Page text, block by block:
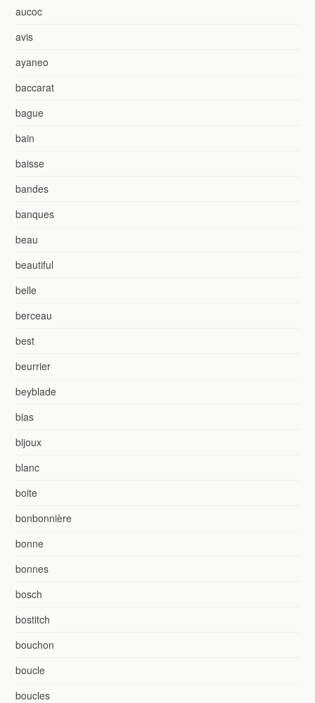
aucoc
avis
ayaneo
baccarat
bague
bain
baisse
bandes
banques
beau
beautiful
belle
berceau
best
beurrier
beyblade
bias
bijoux
blanc
boite
bonbonnière
bonne
bonnes
bosch
bostitch
bouchon
boucle
boucles